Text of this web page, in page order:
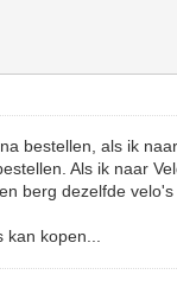
bestellen, als ik
Als ik naar
berg dezelfde
kopen...